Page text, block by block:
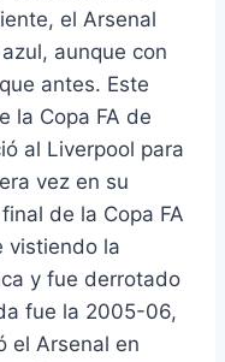
el Arsenal
aunque con
antes. Este
la Copa FA de
al Liverpool para
vez en su
de la Copa FA
vistiendo la
y fue derrotado
fue la 2005-06,
el Arsenal en